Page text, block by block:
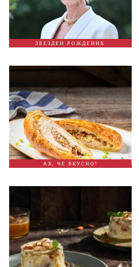
ЗВЕЗДЕН РОЖДЕНИК
АХ, ЧЕ ВКУСНО!